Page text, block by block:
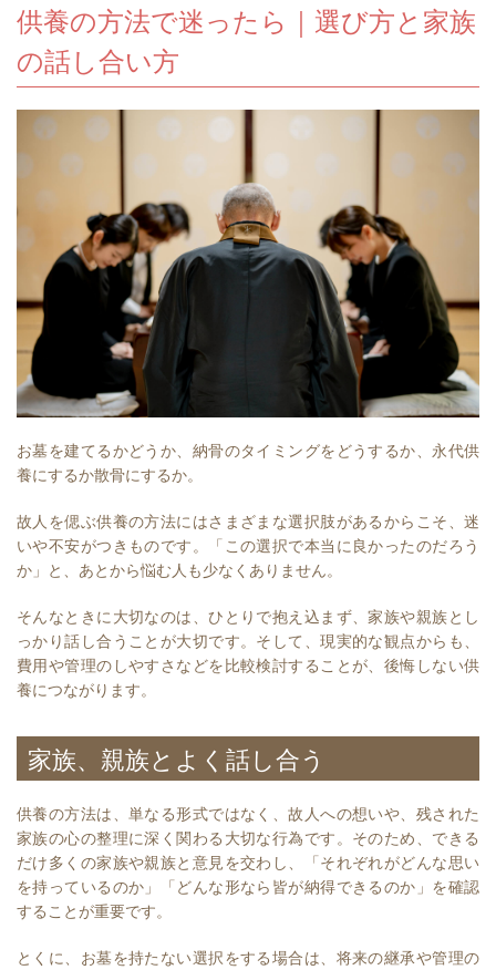
供養の方法で迷ったら｜選び方と家族
の話し合い方⁠
お墓を建てるかどうか、納骨のタイミングをどうするか、永代供
養にするか散骨にするか。
故人を偲ぶ供養の方法にはさまざまな選択肢があるからこそ、迷
いや不安がつきものです。「この選択で本当に良かったのだろう
か」と、あとから悩む人も少なくありません。
そんなときに大切なのは、ひとりで抱え込まず、家族や親族とし
っかり話し合うことが大切です。そして、現実的な観点からも、
費用や管理のしやすさなどを比較検討することが、後悔しない供
養につながります。
家族、親族とよく話し合う
供養の方法は、単なる形式ではなく、故人への想いや、残された
家族の心の整理に深く関わる大切な行為です。そのため、できる
だけ多くの家族や親族と意見を交わし、「それぞれがどんな思い
を持っているのか」「どんな形なら皆が納得できるのか」を確認
することが重要です。
とくに、お墓を持たない選択をする場合は、将来の継承や管理の